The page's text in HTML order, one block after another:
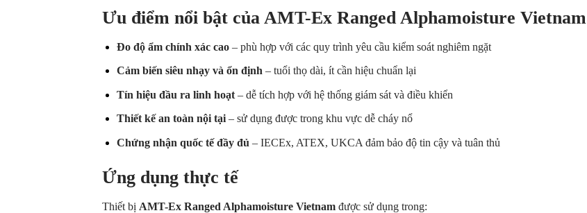
Ưu điểm nổi bật của AMT-Ex Ranged Alphamoisture Vietnam
Đo độ ẩm chính xác cao– phù hợp với các quy trình yêu cầu kiểm soát nghiêm ngặt
Cảm biến siêu nhạy và ổn định – tuổi thọ dài, ít cần hiệu chuẩn lại
Tín hiệu đầu ra linh hoạt– dễ tích hợp với hệ thống giám sát và điều khiển
Thiết kế an toàn nội tại– sử dụng được trong khu vực dễ cháy nổ
Chứng nhận quốc tế đầy đủ – IECEx, ATEX, UKCA đảm bảo độ tin cậy và tuân thủ
Ứng dụng thực tế
Thiết bị AMT-Ex Ranged Alphamoisture Vietnam được sử dụng trong: